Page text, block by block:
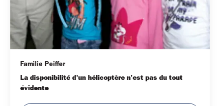
Familie Peiffer
La disponibilité d'un hélicoptère n'est pas du tout
évidente